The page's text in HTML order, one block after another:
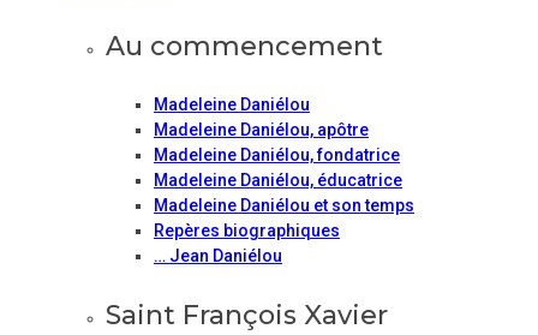
Au commencement
Madeleine Daniélou
Madeleine Daniélou, apôtre
Madeleine Daniélou, fondatrice
Madeleine Daniélou, éducatrice
Madeleine Daniélou et son temps
Repères biographiques
… Jean Daniélou
Saint François Xavier